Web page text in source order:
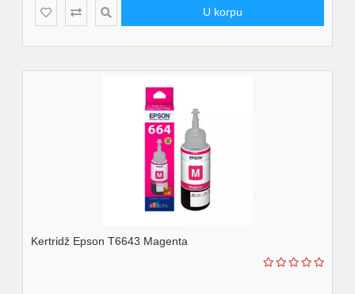
U korpu
Kertridž Epson T6643 Magenta